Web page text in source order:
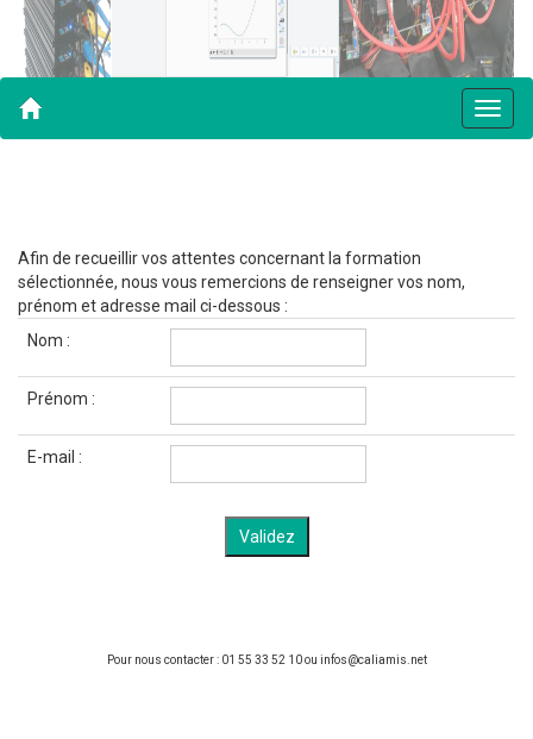
Afin de recueillir vos attentes concernant la formation
sélectionnée, nous vous remercions de renseigner vos nom,
prénom et adresse mail ci-dessous :
Nom :
Prénom :
E-mail :
Pour nous contacter : 01 55 33 52 10 ou infos@caliamis.net